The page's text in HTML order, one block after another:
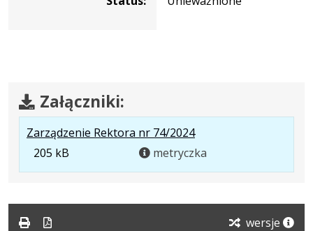
Załączniki:
Zarządzenie Rektora nr 74/2024.
Rozmiar
205 kB metryczka
wersje